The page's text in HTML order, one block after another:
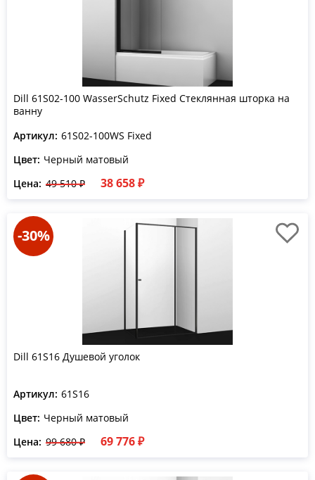
Dill 61S02-100 WasserSchutz Fixed Стеклянная шторка на
ванну
Артикул: 61S02-100WS Fixed
Цвет: Черный матовый
Цена: 49 510 ₽ 38 658 ₽
-30%
Dill 61S16 Душевой уголок
Артикул: 61S16
Цвет: Черный матовый
Цена: 99 680 ₽ 69 776 ₽